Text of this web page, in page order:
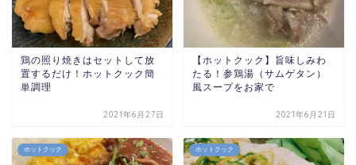
鶏の照り焼きはセットして放
置するだけ！ホットクック簡
単調理
2021年6月27日
【ホットクック】旨味しみわ
たる！参鶏湯（サムゲタン）
風スープをお家で
2021年6月21日
ホットクック ホットクック